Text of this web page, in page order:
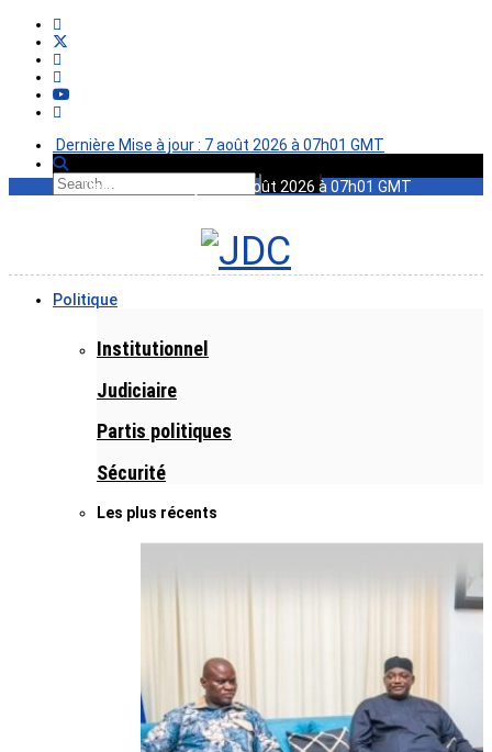
Dernière Mise à jour : 7 août 2026 à 07h01 GMT
Dernière Mise à jour : 7 août 2026 à 07h01 GMT
Politique
Institutionnel
Judiciaire
Partis politiques
Sécurité
Les plus récents